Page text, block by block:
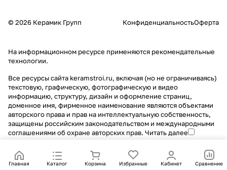
Главная Каталог Корзина Избранные Кабинет Сравнение
© 2026 Керамик Групп КонфиденциальностьОферта
На информационном ресурсе применяются рекомендательные
технологии.
Все ресурсы сайта keramstroi.ru, включая (но не ограничиваясь)
текстовую, графическую, фотографическую и видео
информацию, структуру, дизайн и оформление страниц,
доменное имя, фирменное наименование являются объектами
авторского права и прав на интеллектуальную собственность,
защищены российским законодательством и международными
соглашениями об охране авторских прав. Читать далее